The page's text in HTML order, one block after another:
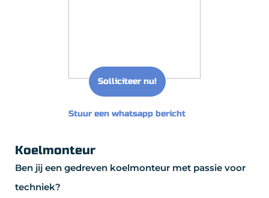
Solliciteer nu!
Stuur een whatsapp bericht
Koelmonteur
Ben jij een gedreven koelmonteur met passie voor
techniek?